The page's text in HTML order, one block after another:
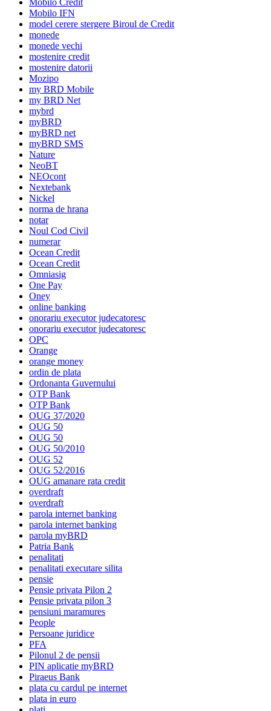
Mobilo Credit
Mobilo IFN
model cerere stergere Biroul de Credit
monede
monede vechi
mostenire credit
mostenire datorii
Mozipo
my BRD Mobile
my BRD Net
mybrd
myBRD
myBRD net
myBRD SMS
Nature
NeoBT
NEOcont
Nextebank
Nickel
norma de hrana
notar
Noul Cod Civil
numerar
Ocean Credit
Ocean Credit
Omniasig
One Pay
Oney
online banking
onorariu executor judecatoresc
onorariu executor judecatoresc
OPC
Orange
orange money
ordin de plata
Ordonanta Guvernului
OTP Bank
OTP Bank
OUG 37/2020
OUG 50
OUG 50
OUG 50/2010
OUG 52
OUG 52/2016
OUG amanare rata credit
overdraft
overdraft
parola internet banking
parola internet banking
parola myBRD
Patria Bank
penalitati
penalitati executare silita
pensie
Pensie privata Pilon 2
Pensie privata pilon 3
pensiuni maramures
People
Persoane juridice
PFA
Pilonul 2 de pensii
PIN aplicatie myBRD
Piraeus Bank
plata cu cardul pe internet
plata in euro